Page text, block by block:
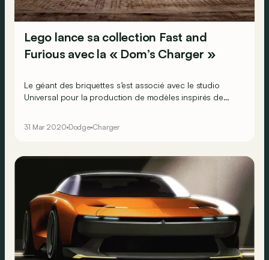
Lego lance sa collection Fast and
Furious avec la « Dom’s Charger »
Le géant des briquettes s’est associé avec le studio
Universal pour la production de modèles inspirés de
opus de la saga, qui ouvre le bal.
31 Mar 2020 Dodge Charger